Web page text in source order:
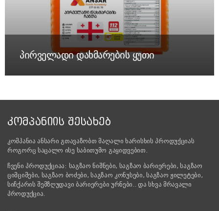
პირველადი დახმარების ყუთი
ᲙᲝᲛᲞᲐᲜᲘᲘᲡ ᲨᲔᲡᲐᲮᲔᲑ
კომპანია ანსარი გთავაზობთ მაღალი ხარისხის პროდუქციას
როგორც საცალო ისე საბითუმო გაყიდვებით.
ჩვენი პროდუქციაა: საგზაო ნიშნები, საგზაო ბარიერები, საგზაო
ციმციმები, საგზაო ბოძები, საგზაო კონუსები, საგზაო ჟილეტები,
სიჩქარის შემზღუდავი ბარიერები ურნები.. და სხვა მრავალი
პროდუქცია.